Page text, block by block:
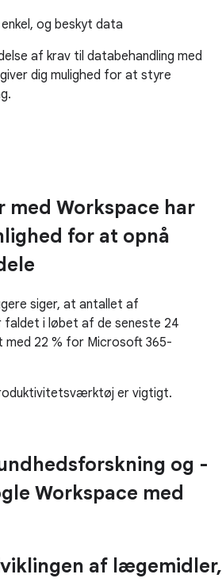
og beskyt data
af krav til databehandling med
dig mulighed for at styre
med Workspace har
for at opnå
siger, at antallet af
faldet i løbet af de seneste 24
med 22 % for Microsoft 365-
er vigtigt.
og -
Workspace med
af lægemidler,